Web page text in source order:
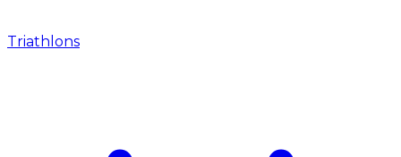
Triathlons